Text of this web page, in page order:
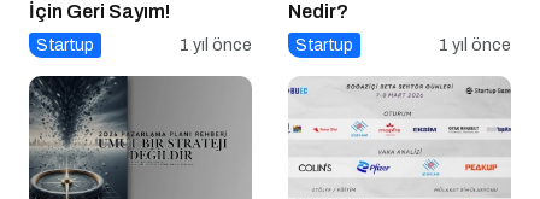
İçin Geri Sayım!
Startup 1 yıl önce
Nedir?
Startup 1 yıl önce